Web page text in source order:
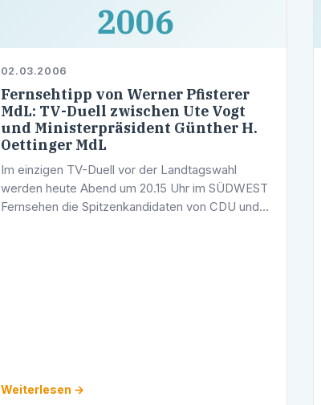
2006
02.03.2006
Fernsehtipp von Werner Pfisterer
MdL: TV-Duell zwischen Ute Vogt
und Ministerpräsident Günther H.
Oettinger MdL
Im einzigen TV-Duell vor der Landtagswahl
werden heute Abend um 20.15 Uhr im SÜDWEST
Fernsehen die Spitzenkandidaten von CDU und
Weiterlesen →